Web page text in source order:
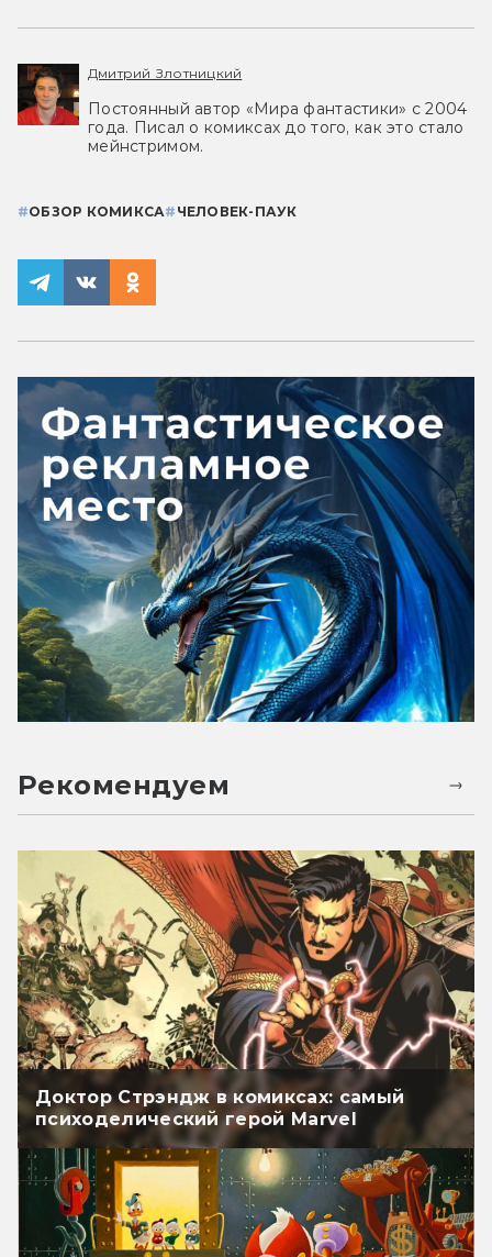
Дмитрий Злотницкий
Постоянный автор «Мира фантастики» с 2004
года. Писал о комиксах до того, как это стало
мейнстримом.
#ОБЗОР КОМИКСА# ЧЕЛОВЕК-ПАУК
Рекомендуем
Доктор Стрэндж в комиксах: самый
психоделический герой Marvel